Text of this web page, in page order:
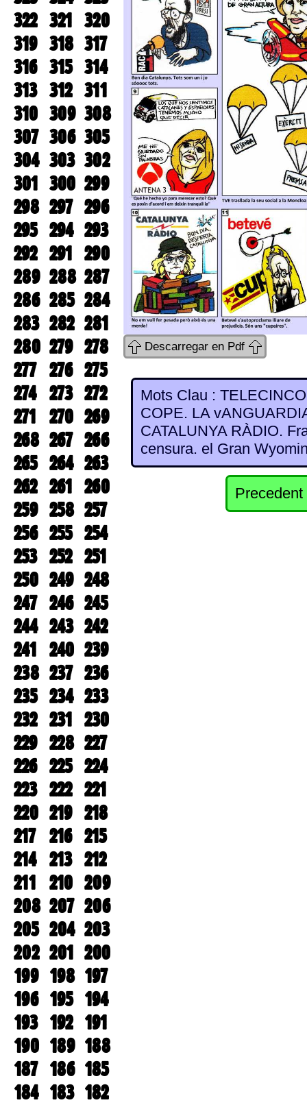
322 321 320
319 318 317
316 315 314
313 312 311
310 309 308
307 306 305
304 303 302
301 300 299
298 297 296
295 294 293
292 291 290
289 288 287
286 285 284
283 282 281
280 279 278
277 276 275
274 273 272
271 270 269
268 267 266
265 264 263
262 261 260
259 258 257
256 255 254
253 252 251
250 249 248
247 246 245
244 243 242
241 240 239
238 237 236
235 234 233
232 231 230
229 228 227
226 225 224
223 222 221
220 219 218
217 216 215
214 213 212
211 210 209
208 207 206
205 204 203
202 201 200
199 198 197
196 195 194
193 192 191
190 189 188
187 186 185
184 183 182
Descarregar en Pdf
Mots Clau :
COPE. LA
CATALUNYA RÀDIO.
censura. el Gran
Precedent